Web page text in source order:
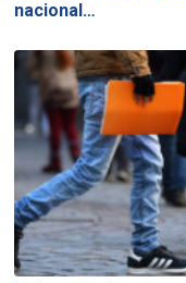
nacional…